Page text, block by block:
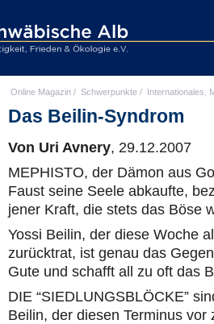
Online Magazin / Schwerpunkte / Internationales,
Das Beilin-Syndrom
Von Uri Avnery, 29.12.2007
MEPHISTO, der Dämon aus
Faust seine Seele abkaufte,
jener Kraft, die stets das Böse
Yossi Beilin, der diese Woche
zurücktrat, ist genau das
Gute und schafft all zu oft das
DIE “SIEDLUNGSBLÖCKE”
Beilin, der diesen Terminus